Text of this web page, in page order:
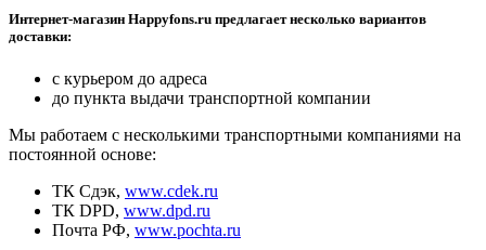
Интернет-магазин Happyfons.ru предлагает несколько вариантов
доставки:
с курьером до адреса
до пункта выдачи транспортной компании
Мы работаем с несколькими транспортными компаниями на
постоянной основе:
ТК Сдэк, www.cdek.ru
ТК DPD, www.dpd.ru
Почта РФ, www.pochta.ru